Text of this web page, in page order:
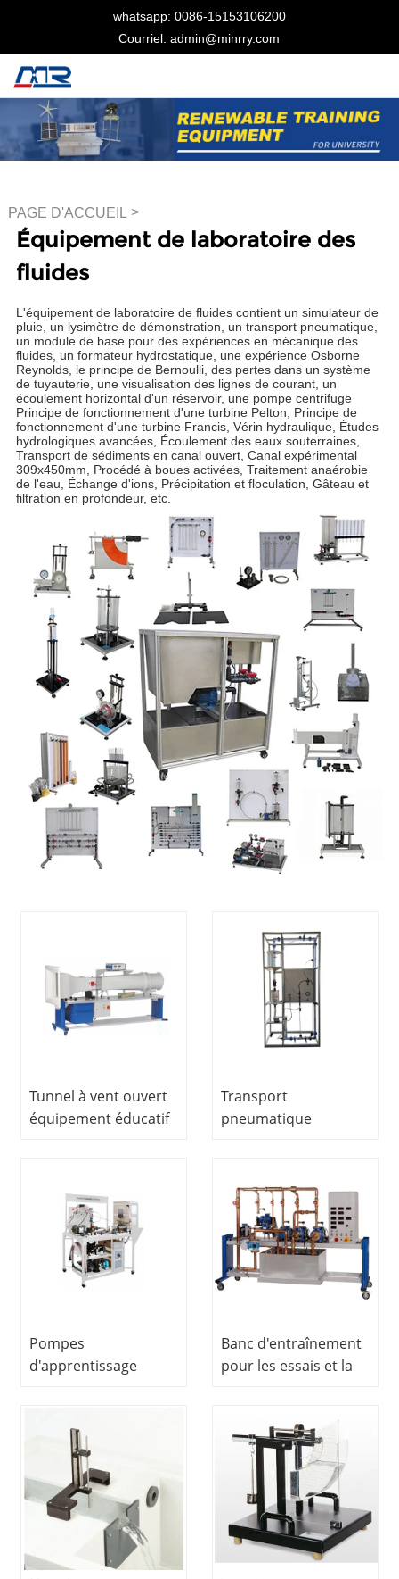
whatsapp: 0086-15153106200
Courriel: admin@minrry.com
PAGE D'ACCUEIL >
Équipement de laboratoire
des fluides
Équipement de laboratoire des
fluides
L'équipement de laboratoire de fluides contient un simulateur de
pluie, un lysimètre de démonstration, un transport pneumatique,
un module de base pour des expériences en mécanique des
fluides, un formateur hydrostatique, une expérience Osborne
Reynolds, le principe de Bernoulli, des pertes dans un système
de tuyauterie, une visualisation des lignes de courant, un
écoulement horizontal d'un réservoir, une pompe centrifuge
Principe de fonctionnement d'une turbine Pelton, Principe de
fonctionnement d'une turbine Francis, Vérin hydraulique, Études
hydrologiques avancées, Écoulement des eaux souterraines,
Transport de sédiments en canal ouvert, Canal expérimental
309x450mm, Procédé à boues activées, Traitement anaérobie
de l'eau, Échange d'ions, Précipitation et floculation, Gâteau et
filtration en profondeur, etc.
Tunnel à vent ouvert
équipement éducatif
formation mécanique
des fluides
équipement de
laboratoire
Transport
pneumatique
formation
professionnelle
équipement de
formation mécanique
des fluides
équipement de
Pompes
d'apprentissage
laboratoire électrique
équipement de
laboratoire
Banc d'entraînement
pour les essais et la
pédagogique,
matériel
d'enseignement
technique,
laboratoire
d'hydrodynamique